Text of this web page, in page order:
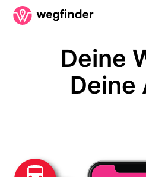
Deine
Deine